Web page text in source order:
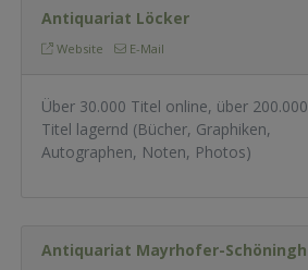
Antiquariat Löcker
Website E-Mail
Über 30.000 Titel online, über 200.000
Titel lagernd (Bücher, Graphiken,
Autographen, Noten, Photos)
Antiquariat Mayrhofer-Schöningh